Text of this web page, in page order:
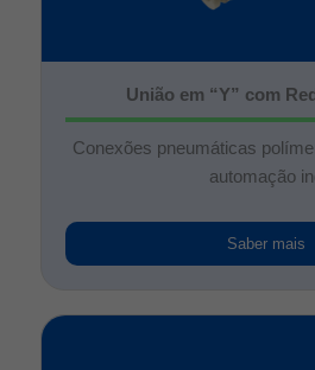
União em “Y” com
Conexões pneumáticas
automação
Saber mais